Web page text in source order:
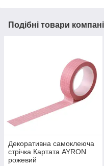
Подібні товари
Декоративна самоклеюча
стрічка Картата AYRON
рожевий